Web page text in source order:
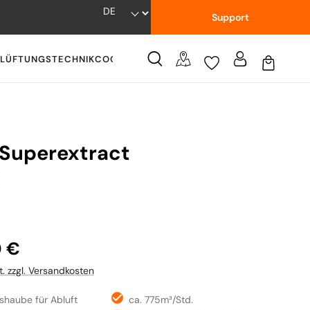
Support
LÜFTUNGSTECHNIKCOOKWARE WISSENSWERTES
€
zzgl. Versandkosten
für Abluft
ca. 775m³/Std.